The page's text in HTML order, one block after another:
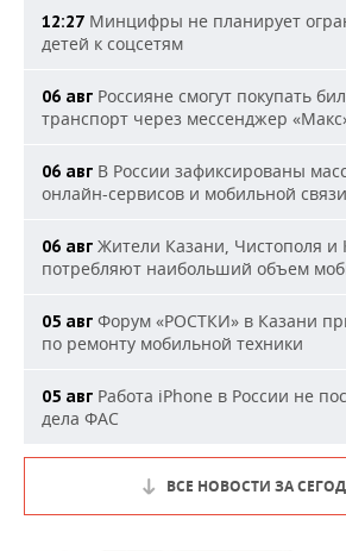
12:27 Минцифры не планирует
детей к соцсетям
06 авг Россияне смогут покупать
транспорт через мессенджер
06 авг В России зафиксированы
онлайн-сервисов и мобильной связи
06 авг Жители Казани, Чистополя и
потребляют наибольший объем
05 авг Форум «РОСТКИ» в Казани
по ремонту мобильной техники
05 авг Работа iPhone в России не
дела ФАС
ВСЕ НОВОСТИ ЗА